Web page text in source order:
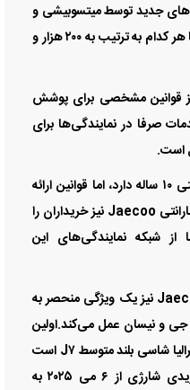
جدید توسط میتسوبیشی و
نیسان نیز در استرالیا ارائه می‌شود، اما هر کدام به ترتیب به ۲۰۰ هزار و
قوانین مشخصی برای پوشش
صرفا در نمایندگی‌ها برای
در حالی که ام جی نیز پوشش گارانتی ۱۰ ساله دارد، اما قوانین ارائه
خدمات تنها در نمایندگی‌ها را ندارد.گارانتی Jaecoo نیز خریداران را
شبکه نمایندگی‌های این
نبود محدود کیلومتری در گارانتی Jaecoo نیز یک ویژگی منحصر به
جی و نیسان عمل می‌کند.اولین
مدل از خط تولید Jaecoo برای استرالیا شاسی بلند متوسط J۷ است
که با نیرومحرکه‌های بنزینی و هیبریدی شارژی از ۶ می ۲۰۲۵ به